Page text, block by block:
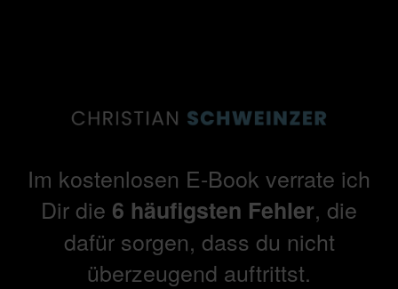
Im kostenlosen E-Book verrate ich
Dir die 6 häufigsten Fehler, die
dafür sorgen, dass du nicht
überzeugend auftrittst.